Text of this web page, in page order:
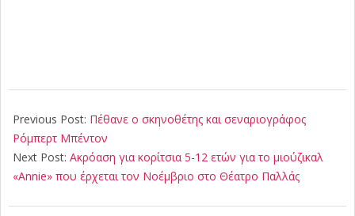
05-
14
Previous Post: Πέθανε ο σκηνοθέτης και σεναριογράφος
Ρόμπερτ Μπέντον
Next Post: Ακρόαση για κορίτσια 5-12 ετών για το μιούζικαλ
«Annie» που έρχεται τον Νοέμβριο στο Θέατρο Παλλάς